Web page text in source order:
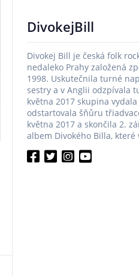
DivokejBill
Divokej Bill je česká folk
nedaleko Prahy založená
1998. Uskutečnila turné
sestry a v Anglii odzpívala
května 2017 skupina
odstartovala šňůru
května 2017 a skončila 2.
albem Divokého Billa, které